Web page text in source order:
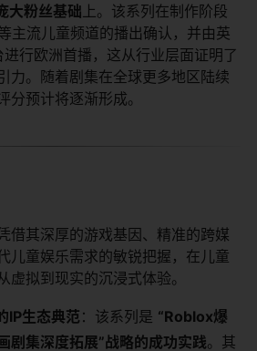
大粉丝基础 上。该系列在制作阶段
主流儿童频道的播出确认，并由英
行欧洲首播，这从行业层面证明了
力。随着剧集在全球更多地区陆续
分预计将逐渐形成。
借其深厚的游戏基因、精准的跨媒
儿童娱乐需求的敏锐把握，在儿童
虚拟到现实的沉浸式体验。
IP生态典范 ：该系列是 “Roblox爆
剧集深度拓展”战略的成功实践。其